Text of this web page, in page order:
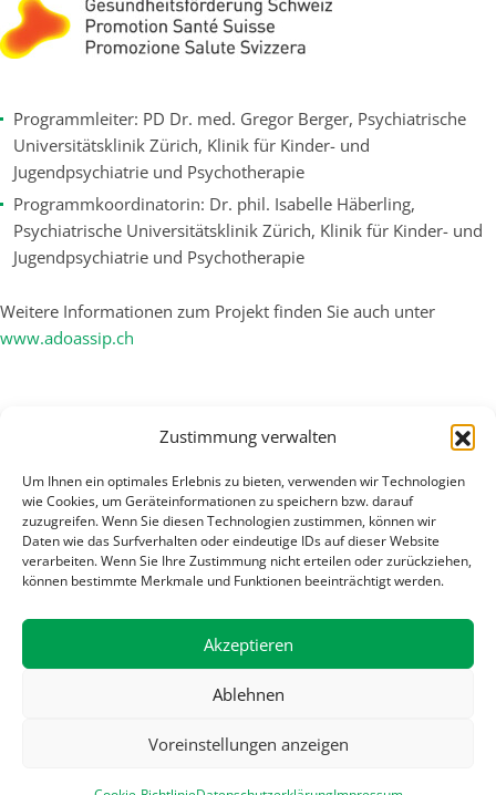
Zustimmung verwalten
Um Ihnen ein optimales Erlebnis zu bieten, verwenden wir Technologien
wie Cookies, um Geräteinformationen zu speichern bzw. darauf
zuzugreifen. Wenn Sie diesen Technologien zustimmen, können wir
Daten wie das Surfverhalten oder eindeutige IDs auf dieser Website
verarbeiten. Wenn Sie Ihre Zustimmung nicht erteilen oder zurückziehen,
können bestimmte Merkmale und Funktionen beeinträchtigt werden.
Akzeptieren
Ablehnen
Voreinstellungen anzeigen
Programmleiter: PD Dr. med. Gregor Berger, Psychiatrische
Universitätsklinik Zürich, Klinik für Kinder- und
Jugendpsychiatrie und Psychotherapie
Programmkoordinatorin: Dr. phil. Isabelle Häberling,
Psychiatrische Universitätsklinik Zürich, Klinik für Kinder- und
Jugendpsychiatrie und Psychotherapie
Weitere Informationen zum Projekt finden Sie auch unter
www.adoassip.ch
KJPD St.Gallen
Brühlgasse 35/37
Postfach 447
9004 St.Gallen
Tel 071 243 46 46
Broschüren bestellen oder
downloaden
Design by outperform